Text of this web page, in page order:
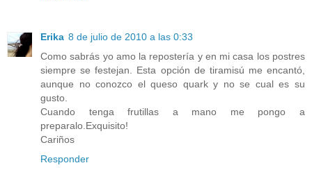
Erika 8 de julio de 2010 a las 0:33
Como sabrás yo amo la repostería y en mi casa los postres
siempre se festejan. Esta opción de tiramisú me encantó,
aunque no conozco el queso quark y no se cual es su
gusto.
Cuando tenga frutillas a mano me pongo a
preparalo.Exquisito!
Cariños
Responder